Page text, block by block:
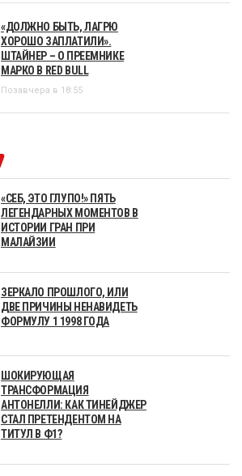
«ДОЛЖНО БЫТЬ, ЛАГРЮ
ХОРОШО ЗАПЛАТИЛИ».
ШТАЙНЕР – О ПРЕЕМНИКЕ
МАРКО В RED BULL
Позавчера в 18:55
«СЕБ, ЭТО ГЛУПО!» ПЯТЬ
ЛЕГЕНДАРНЫХ МОМЕНТОВ В
ИСТОРИИ ГРАН ПРИ
МАЛАЙЗИИ
ЗЕРКАЛО ПРОШЛОГО, ИЛИ
ДВЕ ПРИЧИНЫ НЕНАВИДЕТЬ
ФОРМУЛУ 1 1998 ГОДА
ШОКИРУЮЩАЯ
ТРАНСФОРМАЦИЯ
АНТОНЕЛЛИ: КАК ТИНЕЙДЖЕР
СТАЛ ПРЕТЕНДЕНТОМ НА
ТИТУЛ В Ф1?